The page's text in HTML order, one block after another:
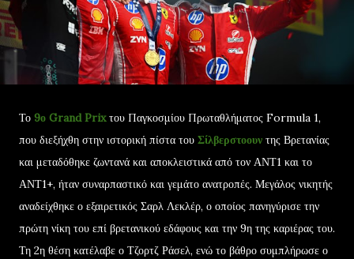
Το 9ο Grand Prixτου Παγκοσμίου Πρωταθλήματος Formula 1,
που διεξήχθη στην ιστορική πίστα του Σίλβερστοουν της Βρετανίας
και μεταδόθηκε ζωντανά και αποκλειστικά από τον ΑΝΤ1 και το
ΑΝΤ1+, ήταν συναρπαστικό και γεμάτο ανατροπές. Μεγάλος νικητής
αναδείχθηκε ο εξαιρετικός Σαρλ Λεκλέρ, ο οποίος πανηγύρισε την
πρώτη νίκη του επί βρετανικού εδάφους και την 9η της καριέρας του.
Τη 2η θέση κατέλαβε ο Τζορτζ Ράσελ, ενώ το βάθρο συμπλήρωσε ο